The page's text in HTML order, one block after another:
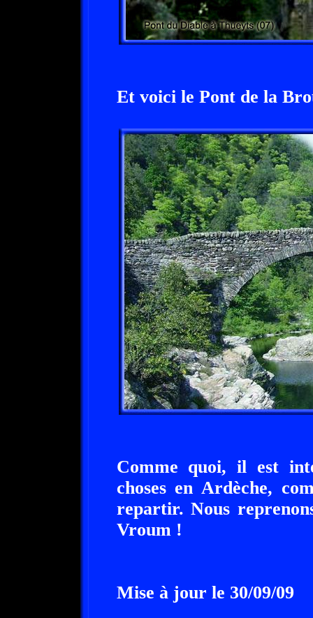
Et voici le Pont de la
Comme quoi, il est
choses en Ardèche,
repartir. Nous
Vroum !
Mise à jour le 30/09/09